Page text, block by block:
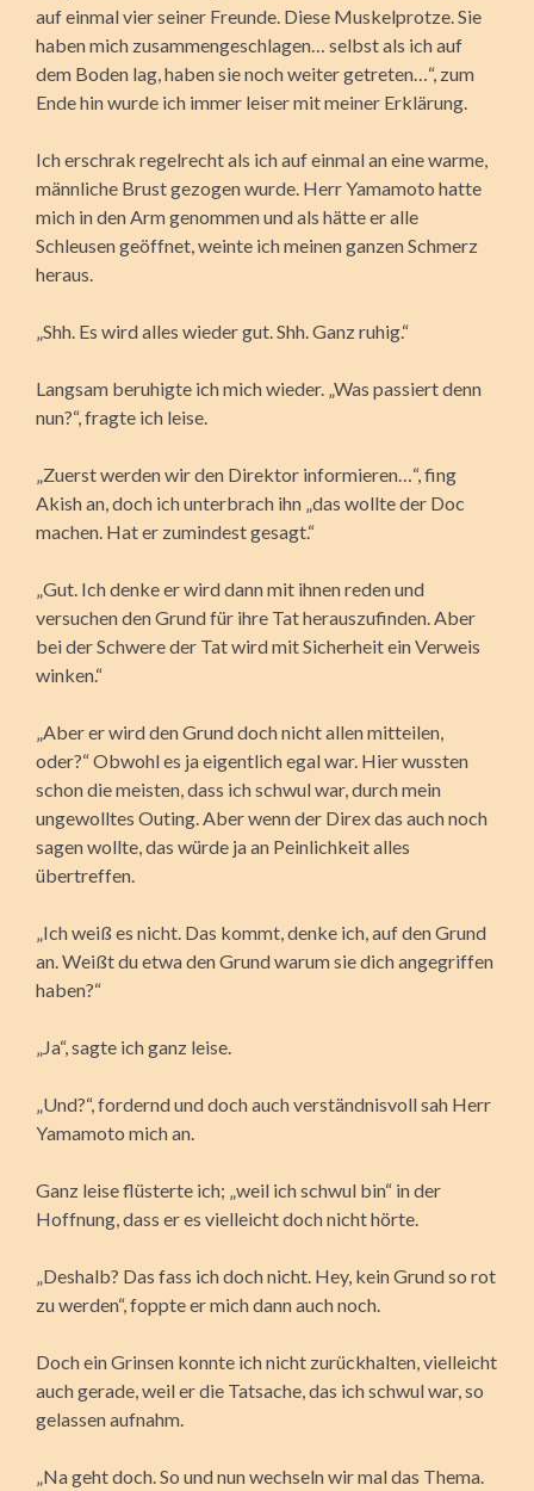
auf einmal vier seiner Freunde. Diese Muskelprotze. Sie
haben mich zusammengeschlagen… selbst als ich auf
dem Boden lag, haben sie noch weiter getreten…“, zum
Ende hin wurde ich immer leiser mit meiner Erklärung.
Ich erschrak regelrecht als ich auf einmal an eine warme,
männliche Brust gezogen wurde. Herr Yamamoto hatte
mich in den Arm genommen und als hätte er alle
Schleusen geöffnet, weinte ich meinen ganzen Schmerz
heraus.
„Shh. Es wird alles wieder gut. Shh. Ganz ruhig.“
Langsam beruhigte ich mich wieder. „Was passiert denn
nun?“, fragte ich leise.
„Zuerst werden wir den Direktor informieren…“, fing
Akish an, doch ich unterbrach ihn „das wollte der Doc
machen. Hat er zumindest gesagt.“
„Gut. Ich denke er wird dann mit ihnen reden und
versuchen den Grund für ihre Tat herauszufinden. Aber
bei der Schwere der Tat wird mit Sicherheit ein Verweis
winken.“
„Aber er wird den Grund doch nicht allen mitteilen,
oder?“ Obwohl es ja eigentlich egal war. Hier wussten
schon die meisten, dass ich schwul war, durch mein
ungewolltes Outing. Aber wenn der Direx das auch noch
sagen wollte, das würde ja an Peinlichkeit alles
übertreffen.
„Ich weiß es nicht. Das kommt, denke ich, auf den Grund
an. Weißt du etwa den Grund warum sie dich angegriffen
haben?“
„Ja“, sagte ich ganz leise.
„Und?“, fordernd und doch auch verständnisvoll sah Herr
Yamamoto mich an.
Ganz leise flüsterte ich; „weil ich schwul bin“ in der
Hoffnung, dass er es vielleicht doch nicht hörte.
„Deshalb? Das fass ich doch nicht. Hey, kein Grund so rot
zu werden“, foppte er mich dann auch noch.
Doch ein Grinsen konnte ich nicht zurückhalten, vielleicht
auch gerade, weil er die Tatsache, das ich schwul war, so
gelassen aufnahm.
„Na geht doch. So und nun wechseln wir mal das Thema.